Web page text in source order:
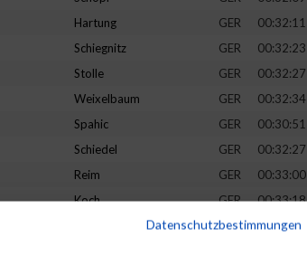
Hartung GER
00:32:11
Schiegnitz GER
00:32:23
Stolle GER
00:32:27
Weixelbaum GER
00:32:34
Spahic GER 00:30:51
Schiedel GER
00:32:27
Reim GER
00:33:00
Koch GER
00:33:18
GER
00:33:30
Datenschutzbestimmungen